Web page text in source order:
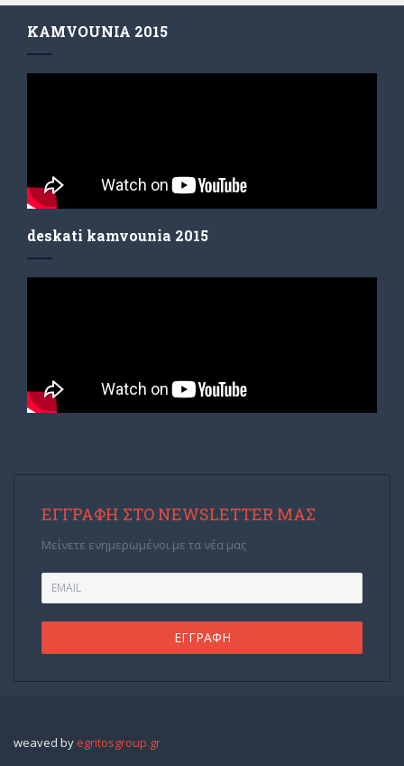
KAMVOUNIA 2015
deskati kamvounia 2015
ΕΓΓΡΑΦΉ ΣΤΟ NEWSLETTER ΜΑΣ
Μείνετε ενημερωμένοι με τα νέα μας
weaved by egritosgroup.gr